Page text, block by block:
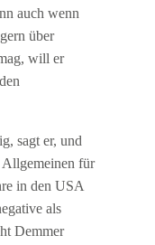
auch wenn
über
will er
sagt er, und
für
in den USA
als
Demmer